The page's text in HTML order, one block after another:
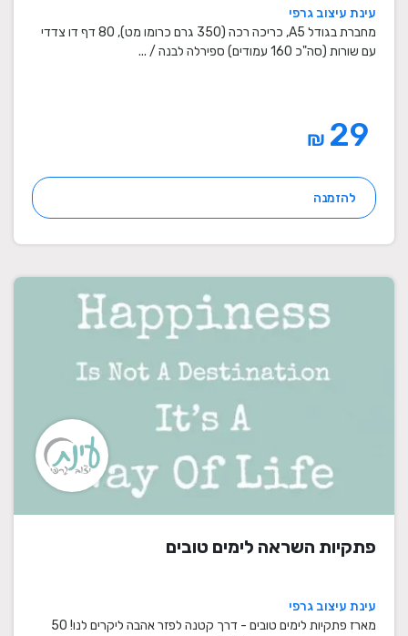
עינת עיצוב גרפי
מחברת בגודל A5, כריכה רכה (350 גרם כרומו מט), 80 דף דו צדדי
עם שורות (סה"כ 160 עמודים) ספירלה לבנה / ...
₪
להזמנה
פתקיות השראה לימים טובים
עינת עיצוב גרפי
מארז פתקיות לימים טובים - דרך קטנה לפזר אהבה ליקרים לנו! 50